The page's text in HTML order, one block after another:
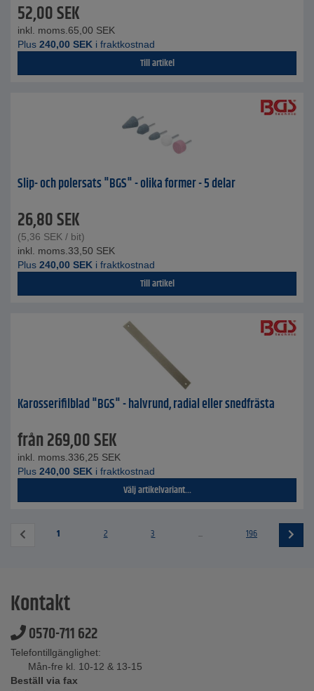
52,00SEK
inkl. moms. 65,00 SEK
Plus 240,00 SEK i fraktkostnad
Till artikel
Slip- och polersats "BGS" - olika former - 5 delar
26,80SEK
(5,36 SEK / bit)
inkl. moms. 33,50 SEK
Plus 240,00 SEK i fraktkostnad
Till artikel
Karosserifilblad "BGS" - halvrund, radial eller snedfrästa
från269,00SEK
inkl. moms. 336,25 SEK
Plus 240,00 SEK i fraktkostnad
Välj artikelvariant...
1 2 3 ... 196
Kontakt
0570-711 622
Telefontillgänglighet:
Mån-fre kl. 10-12 & 13-15
Beställ via fax